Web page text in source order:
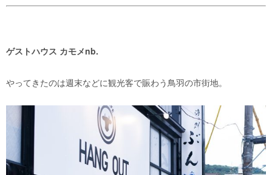
ゲストハウス カモメnb.
やってきたのは週末などに観光客で賑わう鳥羽の市街地。